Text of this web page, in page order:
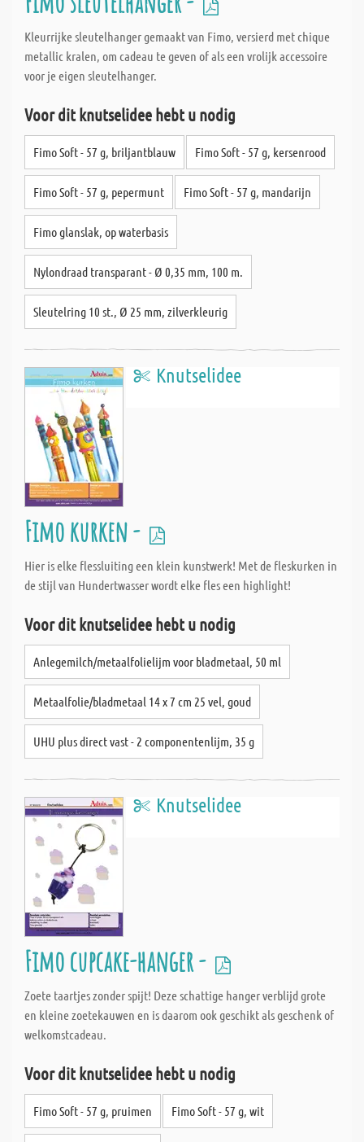
Kleurrijke sleutelhanger gemaakt van Fimo, versierd met chique
metallic kralen, om cadeau te geven of als een vrolijk accessoire
voor je eigen sleutelhanger.
Voor dit knutselidee hebt u nodig
Fimo Soft - 57 g, briljantblauw Fimo Soft - 57 g, kersenrood
Fimo Soft - 57 g, pepermunt Fimo Soft - 57 g, mandarijn
Fimo glanslak, op waterbasis
Nylondraad transparant - Ø 0,35 mm, 100 m.
Sleutelring 10 st., Ø 25 mm, zilverkleurig
Knutselidee
Fimo kurken -
Hier is elke flessluiting een klein kunstwerk! Met de fleskurken in
de stijl van Hundertwasser wordt elke fles een highlight!
Voor dit knutselidee hebt u nodig
Anlegemilch/metaalfolielijm voor bladmetaal, 50 ml
Metaalfolie/bladmetaal 14 x 7 cm 25 vel, goud
UHU plus direct vast - 2 componentenlijm, 35 g
Knutselidee
Fimo cupcake-hanger -
Zoete taartjes zonder spijt! Deze schattige hanger verblijd grote
en kleine zoetekauwen en is daarom ook geschikt als geschenk of
welkomstcadeau.
Voor dit knutselidee hebt u nodig
Fimo Soft - 57 g, pruimen Fimo Soft - 57 g, wit